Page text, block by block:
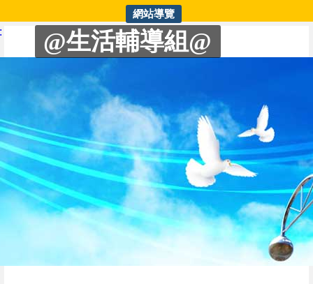
生輔組 | 家庭防災卡範本及使
網站導覽
@生活輔導組@